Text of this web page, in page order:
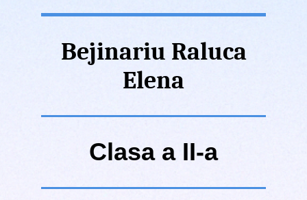
Bejinariu Raluca
Elena
Clasa a II-a